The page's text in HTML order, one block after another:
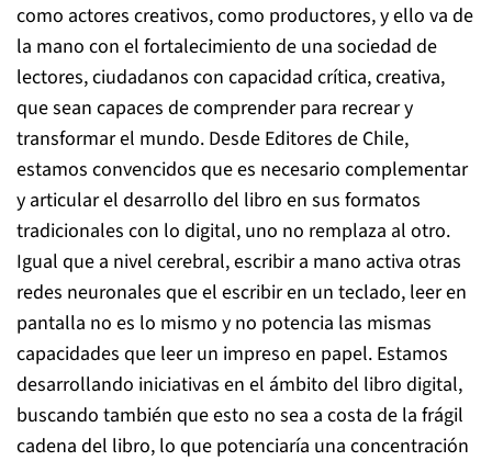
como actores creativos, como productores, y ello va de
la mano con el fortalecimiento de una sociedad de
lectores, ciudadanos con capacidad crítica, creativa,
que sean capaces de comprender para recrear y
transformar el mundo. Desde Editores de Chile,
estamos convencidos que es necesario complementar
y articular el desarrollo del libro en sus formatos
tradicionales con lo digital, uno no remplaza al otro.
Igual que a nivel cerebral, escribir a mano activa otras
redes neuronales que el escribir en un teclado, leer en
pantalla no es lo mismo y no potencia las mismas
capacidades que leer un impreso en papel. Estamos
desarrollando iniciativas en el ámbito del libro digital,
buscando también que esto no sea a costa de la frágil
cadena del libro, lo que potenciaría una concentración